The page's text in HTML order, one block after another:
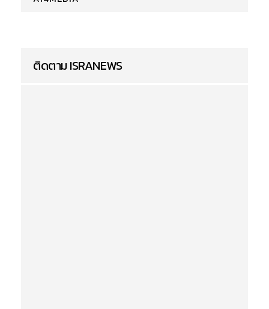
ติดตาม ISRANEWS